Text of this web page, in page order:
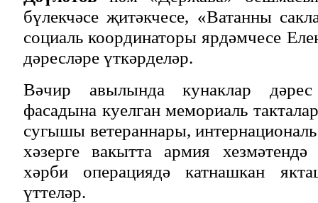
бүлекчәсе җитәкчесе, «Ватанны
социаль координаторы ярдәмчесе
дәресләре үткәрделәр.
Вәчир авылында кунаклар
фасадына куелган мемориаль
сугышы ветераннары,
хәзерге вакытта армия
хәрби операциядә катнашкан
үттеләр.